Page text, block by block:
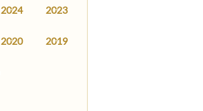
2024 2023
2020 2019